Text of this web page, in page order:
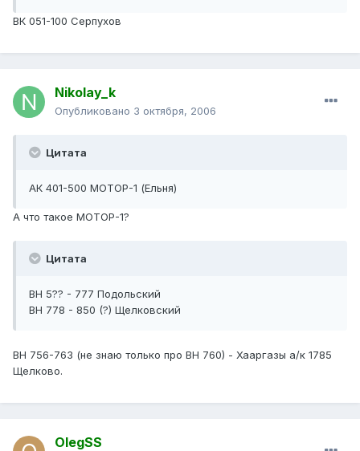
ВК 051-100 Серпухов
Nikolay_k
Опубликовано 3 октября, 2006
Цитата
АК 401-500 МОТОР-1 (Ельня)
А что такое МОТОР-1?
Цитата
ВН 5?? - 777 Подольский
ВН 778 - 850 (?) Щелковский
BH 756-763 (не знаю только про BH 760) - Хааргазы а/к 1785
Щелково.
OlegSS